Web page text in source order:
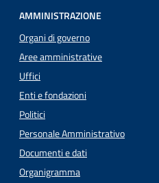
AMMINISTRAZIONE
Organi di governo
Aree amministrative
Uffici
Enti e fondazioni
Politici
Personale Amministrativo
Documenti e dati
Organigramma